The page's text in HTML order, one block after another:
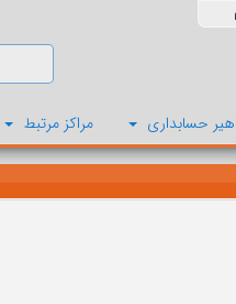
حسابداری مراکز مرتبط